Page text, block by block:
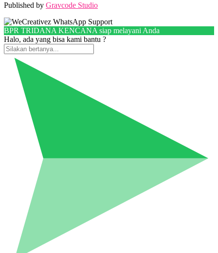
Published by Gravcode Studio
BPR TRIDANA KENCANA siap melayani Anda
Halo, ada yang bisa kami bantu ?